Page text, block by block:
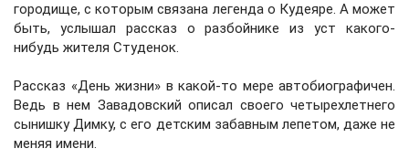
городище, с которым связана легенда о Кудеяре. А может
быть, услышал рассказ о разбойнике из уст какого-
нибудь жителя Студенок.
Рассказ «День жизни» в какой-то мере автобиографичен.
Ведь в нем Завадовский описал своего четырехлетнего
сынишку Димку, с его детским забавным лепетом, даже не
меняя имени.